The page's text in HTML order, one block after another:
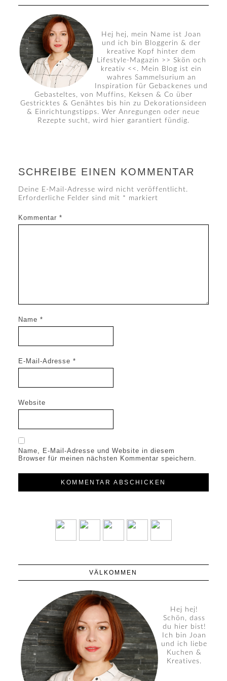
Hej hej, mein Name ist Joan
und ich bin Bloggerin & der
kreative Kopf hinter dem
Lifestyle-Magazin >> Skön och
kreativ <<. Mein Blog ist ein
wahres Sammelsurium an
Inspiration für Gebackenes und
Gebasteltes, von Muffins, Keksen & Co über
Gestricktes & Genähtes bis hin zu Dekorationsideen
& Einrichtungstipps. Wer Anregungen oder neue
Rezepte sucht, wird hier garantiert fündig.
SCHREIBE EINEN KOMMENTAR
Deine E-Mail-Adresse wird nicht veröffentlicht.
Erforderliche Felder sind mit * markiert
Kommentar *
Name *
E-Mail-Adresse *
Website
Name, E-Mail-Adresse und Website in diesem
Browser für meinen nächsten Kommentar speichern.
VÄLKOMMEN
Hej hej!
Schön, dass
du hier bist!
Ich bin Joan
und ich liebe
Kuchen &
Kreatives.